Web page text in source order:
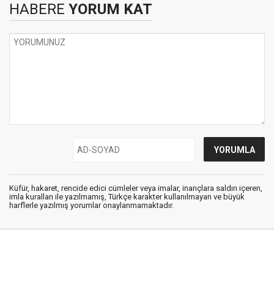
HABERE YORUM KAT
Küfür, hakaret, rencide edici cümleler veya imalar, inançlara saldırı içeren,
imla kuralları ile yazılmamış, Türkçe karakter kullanılmayan ve büyük
harflerle yazılmış yorumlar onaylanmamaktadır.